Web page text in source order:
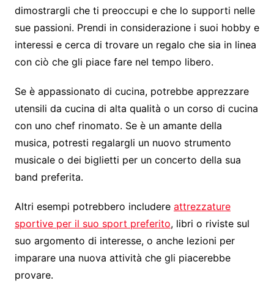
dimostrargli che ti preoccupi e che lo supporti nelle
sue passioni. Prendi in considerazione i suoi hobby e
interessi e cerca di trovare un regalo che sia in linea
con ciò che gli piace fare nel tempo libero.
Se è appassionato di cucina, potrebbe apprezzare
utensili da cucina di alta qualità o un corso di cucina
con uno chef rinomato. Se è un amante della
musica, potresti regalargli un nuovo strumento
musicale o dei biglietti per un concerto della sua
band preferita.
Altri esempi potrebbero includere attrezzature
sportive per il suo sport preferito, libri o riviste sul
suo argomento di interesse, o anche lezioni per
imparare una nuova attività che gli piacerebbe
provare.